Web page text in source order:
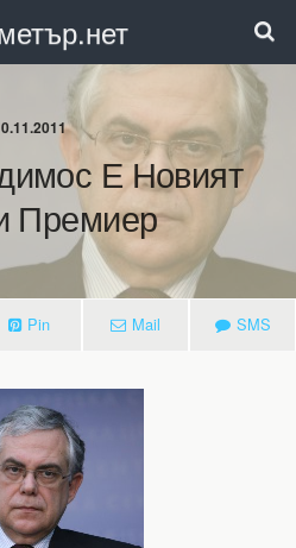
Е Новият
Премиер
Pin Mail SMS